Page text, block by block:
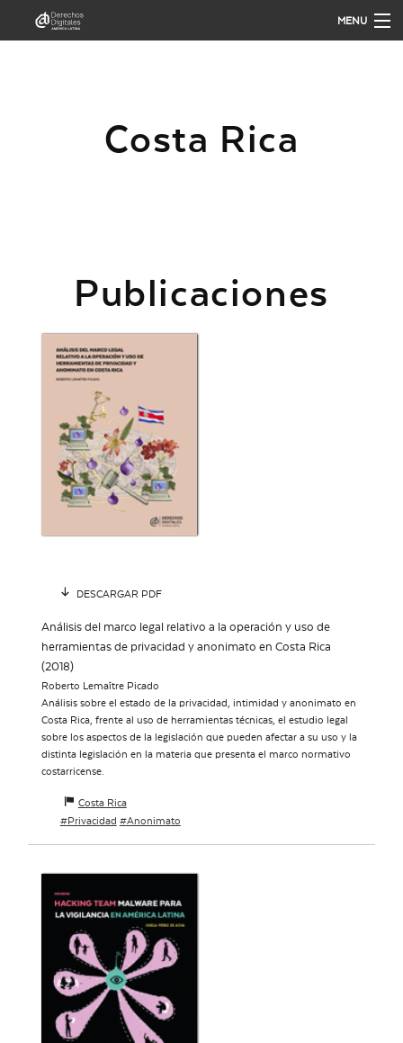
MENU
QUÉ HACEMOSCosta Rica
Publicaciones
DESCARGAR PDF
Análisis del marco legal relativo a la operación y uso de
herramientas de privacidad y anonimato en Costa Rica
(2018)
Roberto Lemaître Picado
Análisis sobre el estado de la privacidad, intimidad y anonimato en
Costa Rica, frente al uso de herramientas técnicas, el estudio legal
sobre los aspectos de la legislación que pueden afectar a su uso y la
distinta legislación en la materia que presenta el marco normativo
costarricense.
Costa Rica
Privacidad
Anonimato